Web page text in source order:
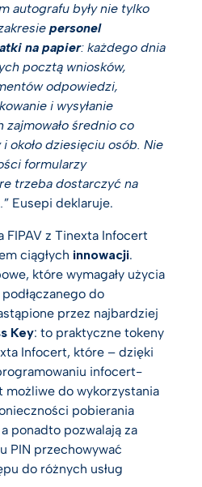
autografu były nie tylko
personel
na papier: każdego dnia
pocztą wniosków,
odpowiedzi,
i wysyłanie
zajmowało średnio co
około dziesięciu osób. Nie
formularzy
trzeba dostarczyć na
” Eusepi deklaruje.
FIPAV z Tinexta Infocert
ciągłych innowacji.
które wymagały użycia
do
przez najbardziej
Key: to praktyczne tokeny
Infocert, które – dzięki
infocert-
możliwe do wykorzystania
pobierania
ponadto pozwalają za
PIN przechowywać
do różnych usług